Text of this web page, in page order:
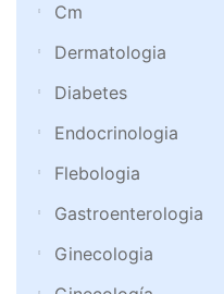
Cm
Dermatologia
Diabetes
Endocrinologia
Flebologia
Gastroenterologia
Ginecologia